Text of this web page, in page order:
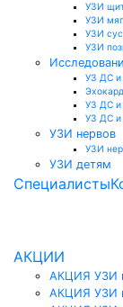
УЗИ
УЗИ
УЗИ
УЗИ
УЗ ДС и
УЗ ДС и
УЗ ДС и
УЗИ нервов
УЗИ
УЗИ детям
Специалисты
АКЦИИ
АКЦИЯ УЗИ
АКЦИЯ УЗИ